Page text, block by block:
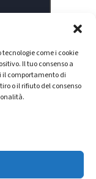
come i cookie
Il tuo consenso a
il comportamento di
o il rifiuto del consenso